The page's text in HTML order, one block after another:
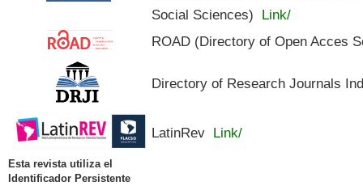
Social Sciences) Link/
ROAD (Directory of Open Acces
Directory of Research Journals
LatinRev Link/
Esta revista utiliza el
Identificador Persistente